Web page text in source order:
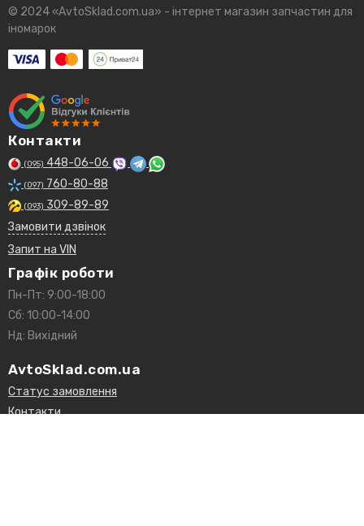
© 2024 «AvtoSklad.com.ua» - інтернет магазин запчастин для
іномарок
Контакти
(095) 448-06-06
(097) 760-80-88
(093) 309-89-89
Замовити дзвінок
Запит на VIN
Графік роботи
Пн-Пт: 9:00-18:00
Сб: 10:00-14:00
Нд: Вихідний
AvtoSklad.com.ua
Статус замовлення
Контакти